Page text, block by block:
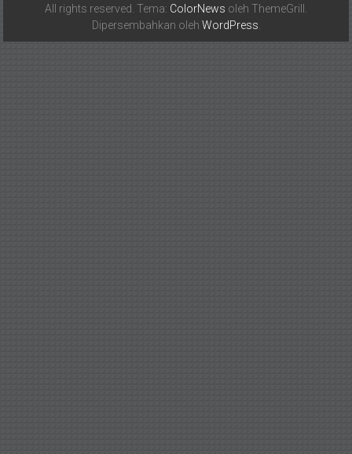
All rights reserved. Tema: ColorNews oleh ThemeGrill.
Dipersembahkan oleh WordPress.